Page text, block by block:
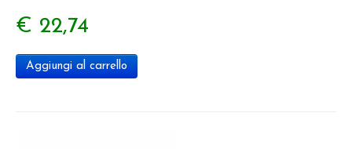
€ 22,74
Aggiungi al carrello